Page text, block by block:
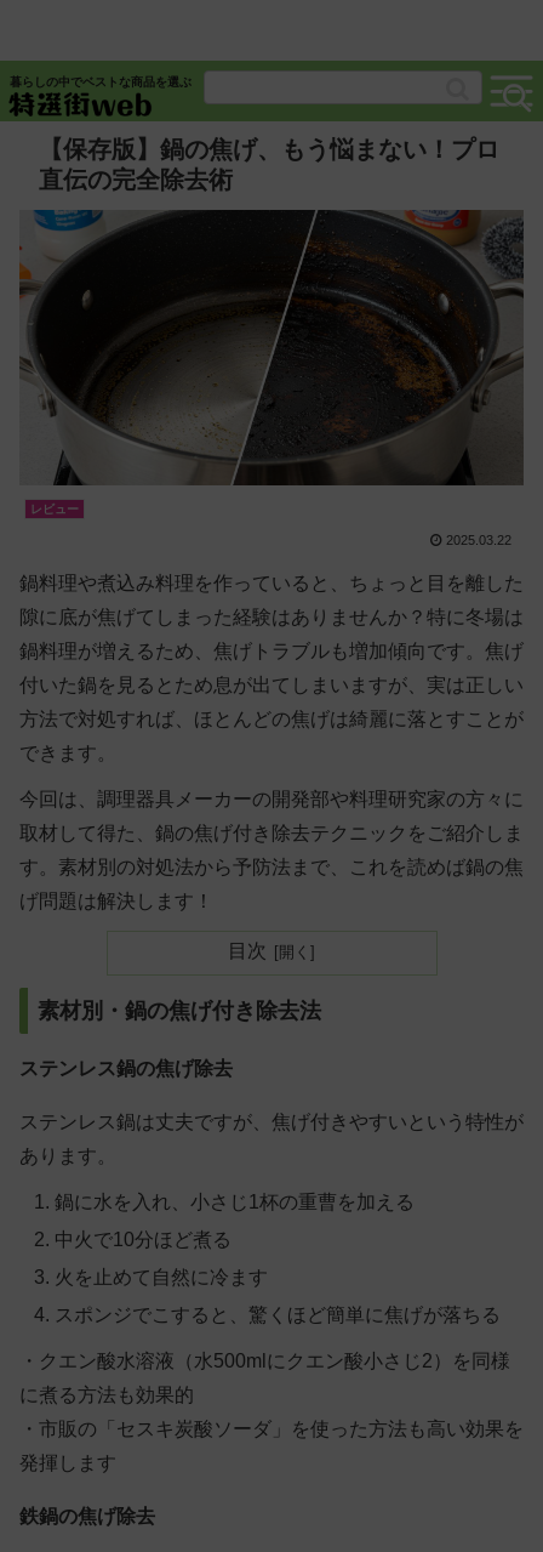
暮らしの中でベストな商品を選ぶ
【保存版】鍋の焦げ、もう悩まない！プロ
直伝の完全除去術
レビュー
2025.03.22
鍋料理や煮込み料理を作っていると、ちょっと目を離した
隙に底が焦げてしまった経験はありませんか？特に冬場は
鍋料理が増えるため、焦げトラブルも増加傾向です。焦げ
付いた鍋を見るとため息が出てしまいますが、実は正しい
方法で対処すれば、ほとんどの焦げは綺麗に落とすことが
できます。
今回は、調理器具メーカーの開発部や料理研究家の方々に
取材して得た、鍋の焦げ付き除去テクニックをご紹介しま
す。素材別の対処法から予防法まで、これを読めば鍋の焦
げ問題は解決します！
目次
素材別・鍋の焦げ付き除去法
ステンレス鍋の焦げ除去
ステンレス鍋は丈夫ですが、焦げ付きやすいという特性が
あります。
鍋に水を入れ、小さじ1杯の重曹を加える
中火で10分ほど煮る
火を止めて自然に冷ます
スポンジでこすると、驚くほど簡単に焦げが落ちる
・クエン酸水溶液（水500mlにクエン酸小さじ2）を同様
に煮る方法も効果的
・市販の「セスキ炭酸ソーダ」を使った方法も高い効果を
発揮します
鉄鍋の焦げ除去